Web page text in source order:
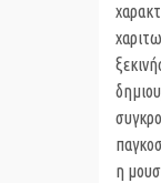
η